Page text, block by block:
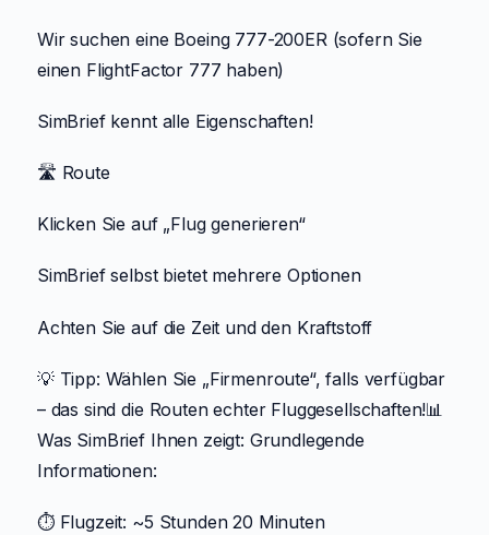
Wir suchen eine Boeing 777-200ER (sofern Sie
einen FlightFactor 777 haben)
SimBrief kennt alle Eigenschaften!
🛣️ Route
Klicken Sie auf „Flug generieren“
SimBrief selbst bietet mehrere Optionen
Achten Sie auf die Zeit und den Kraftstoff
💡 Tipp: Wählen Sie „Firmenroute“, falls verfügbar
– das sind die Routen echter Fluggesellschaften!📊
Was SimBrief Ihnen zeigt: Grundlegende
Informationen:
⏱️ Flugzeit: ~5 Stunden 20 Minuten